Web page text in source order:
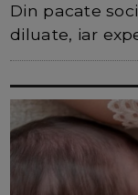
Din pacate
diluate, iar